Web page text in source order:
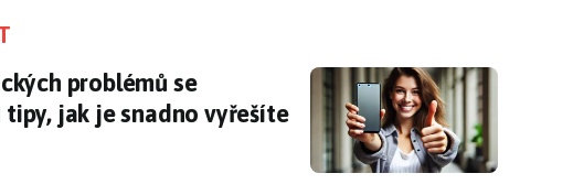
problémů se smartphony? Zde jsou tipy, jak je
problémů se
jak je snadno vyřešíte